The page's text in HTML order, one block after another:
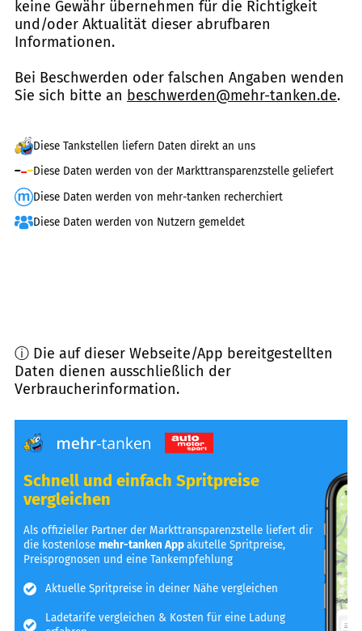
keine Gewähr übernehmen für die Richtigkeit
und/oder Aktualität dieser abrufbaren
Informationen.
Bei Beschwerden oder falschen Angaben wenden
Sie sich bitte an beschwerden@mehr-tanken.de.
Diese Tankstellen liefern Daten direkt an uns
Diese Daten werden von der Markttransparenzstelle geliefert
Diese Daten werden von mehr-tanken recherchiert
Diese Daten werden von Nutzern gemeldet
ⓘ Die auf dieser Webseite/App bereitgestellten
Daten dienen ausschließlich der
Verbraucherinformation.
Schnell und einfach Spritpreise
vergleichen
Als offizieller Partner der Markttransparenzstelle liefert dir
die kostenlosemehr-tanken Appakutelle Spritpreise,
Preisprognosen und eine Tankempfehlung
Aktuelle Spritpreise in deiner Nähe vergleichen
Ladetarife vergleichen & Kosten für eine Ladung